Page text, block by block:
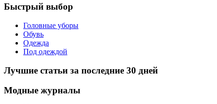
Быстрый выбор
Головные уборы
Обувь
Одежда
Под одеждой
Лучшие статьи за последние 30 дней
Модные журналы